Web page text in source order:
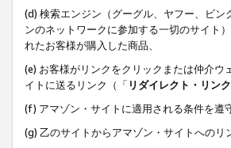
(d) 検索エンジン（グーグル、ヤフー、ビ
ンのネットワークに参加する一切のサイト
れたお客様が購入した商品、
(e) お客様がリンクをクリックまたは仲介
イトに送るリンク（「 リダイレクト・リンク
(f) アマゾン・サイトに適用される条件を遵
(g) 乙のサイトからアマゾン・サイトへの